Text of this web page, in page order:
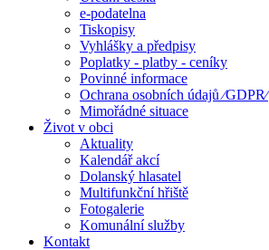
e-podatelna
Tiskopisy
Vyhlášky a předpisy
Poplatky - platby - ceníky
Povinné informace
Ochrana osobních údajů ⁄GDPR⁄
Mimořádné situace
Život v obci
Aktuality
Kalendář akcí
Dolanský hlasatel
Multifunkční hřiště
Fotogalerie
Komunální služby
Kontakt